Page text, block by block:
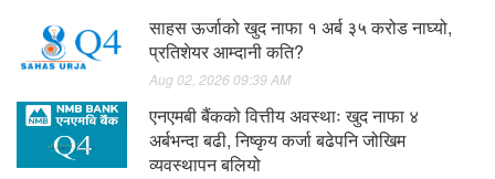
साहस ऊर्जाको खुद नाफा १ अर्ब ३५ करोड नाघ्यो,
प्रतिशेयर आम्दानी कति?
Aug 02, 2026 09:39 AM
एनएमबी बैंकको वित्तीय अवस्थाः खुद नाफा ४
अर्बभन्दा बढी, निष्कृय कर्जा बढेपनि जोखिम
व्यवस्थापन बलियो